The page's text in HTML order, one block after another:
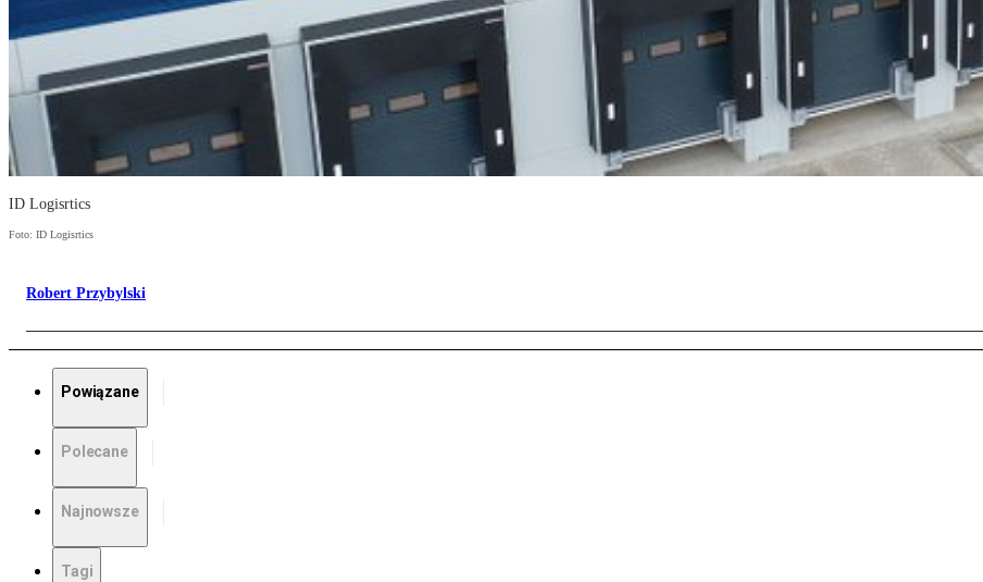
ID Logisrtics
Foto: ID Logisrtics
Robert Przybylski
Powiązane
Polecane
Najnowsze
Tagi